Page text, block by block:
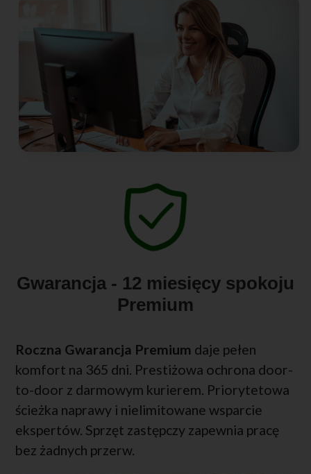
Gwarancja - 12 miesięcy spokoju
Premium
Roczna Gwarancja Premium daje pełen
komfort na 365 dni. Prestiżowa ochrona door-
to-door z darmowym kurierem. Priorytetowa
ścieżka naprawy i nielimitowane wsparcie
ekspertów. Sprzęt zastępczy zapewnia pracę
bez żadnych przerw.